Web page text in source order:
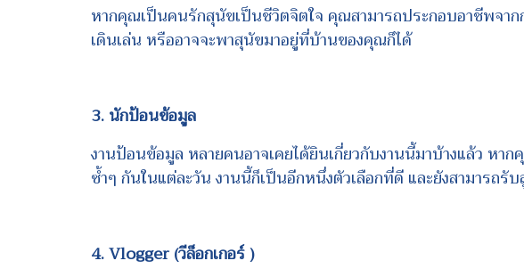
หากคุณเป็นคนรักสุนัขเป็นชีวิตจิตใจ คุณสามารถประกอบอาชีพจาก
เดินเล่น หรืออาจจะพาสุนัขมาอยู่ที่บ้านของคุณก็ได้
3. นักป้อนข้อมูล
งานป้อนข้อมูล หลายคนอาจเคยได้ยินเกี่ยวกับงานนี้มาบ้างแล้ว หา
ซ้ำๆ กันในแต่ละวัน งานนี้ก็เป็นอีกหนึ่งตัวเลือกที่ดี และยังสามารถรั
4. Vlogger (วีล็อกเกอร์ )